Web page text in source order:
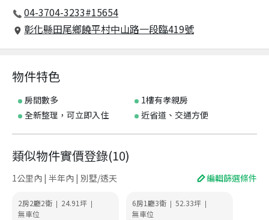
04-3704-3233#15654
彰化縣田尾鄉饒平村中山路一段臨419號
物件特色
房間數多
1樓有孝親房
全新整理，可立即入住
近省道、交通方便
類似物件實價登錄(10)
1公里內 | 半年內 | 別墅/透天 編輯篩選條件
2房2廳2衛 | 24.91坪 |
無車位
6房1廳3衛 | 52.33坪 |
無車位